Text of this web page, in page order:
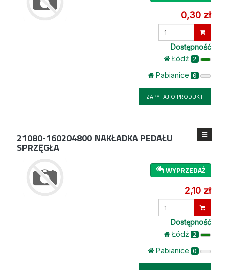
0,30 zł
Dostępność
Łódż 2
Pabianice 0
ZAPYTAJ O PRODUKT
21080-160204800 NAKŁADKA PEDAŁU
SPRZĘGŁA
WYPRZEDAŻ
2,10 zł
Dostępność
Łódż 2
Pabianice 0